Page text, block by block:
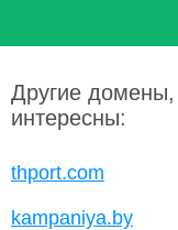
Другие домены,
интересны:
thport.com
kampaniya.by